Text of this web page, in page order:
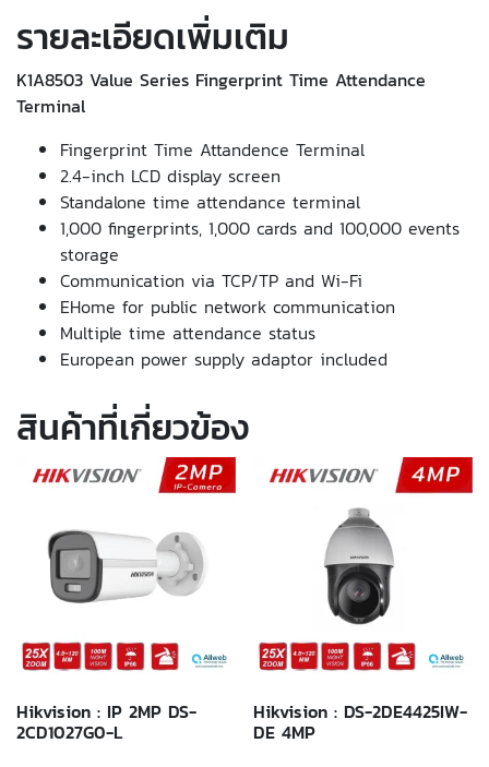
รายละเอียดเพิ่มเติม
K1A8503 Value Series Fingerprint Time Attendance
Terminal
Fingerprint Time Attandence Terminal
2.4-inch LCD display screen
Standalone time attendance terminal
1,000 fingerprints, 1,000 cards and 100,000 events
storage
Communication via TCP/TP and Wi-Fi
EHome for public network communication
Multiple time attendance status
European power supply adaptor included
สินค้าที่เกี่ยวข้อง
Hikvision : IP 2MP DS-
2CD1027G0-L
Hikvision : DS-2DE4425IW-
DE 4MP